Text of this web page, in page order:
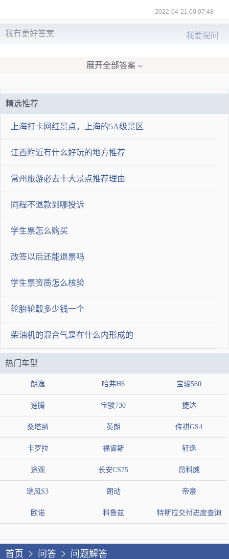
2022-04-21 00:07:48
我有更好答案 我要提问
提交答案
展开全部答案
精选推荐
上海打卡网红景点，上海的5A级景区
江西附近有什么好玩的地方推荐
常州旅游必去十大景点推荐理由
同程不退款到哪投诉
学生票怎么购买
改签以后还能退票吗
学生票资质怎么核验
轮胎轮毂多少钱一个
柴油机的混合气是在什么内形成的
热门车型
朗逸 哈弗H6 宝骏560
速腾 宝骏730 捷达
桑塔纳 英朗 传祺GS4
卡罗拉 福睿斯 轩逸
途观 长安CS75 昂科威
瑞风S3 朗动 帝豪
欧诺 科鲁兹 特斯拉交付进度查询
首页 问答 问题解答